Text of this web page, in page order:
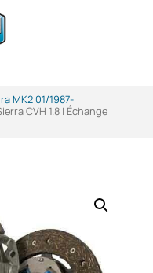
MK2 01/1987-
CVH 1.8 | Échange